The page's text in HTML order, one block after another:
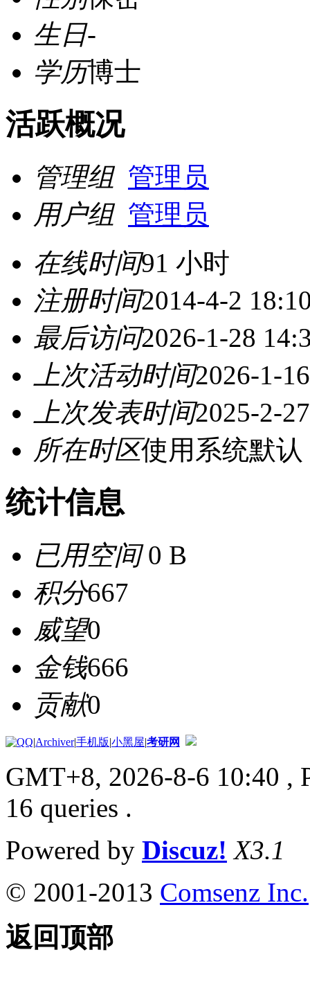
生日-
学历博士
活跃概况
管理组 管理员
用户组 管理员
在线时间91 小时
注册时间2014-4-2
最后访问2026-1-28
上次活动时间2026-1-
上次发表时间2025-2-
所在时区使用系统默认
统计信息
已用空间0 B
积分667
威望0
金钱666
贡献0
|Archiver|手机版|小黑屋|考研网
GMT+8, 2026-8-6 10:40 ,
16 queries .
Powered by Discuz! X3.1
© 2001-2013 Comsenz Inc.
返回顶部